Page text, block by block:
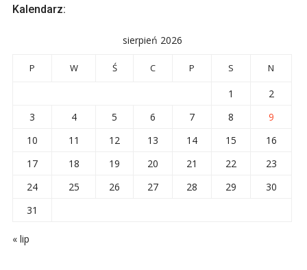
Kalendarz:
sierpień 2026
P W Ś C P S N
1
2
3
4 5 6 7 8
9
10
11 12 13 14 15
16
17
18 19 20 21 22
23
24
25 26 27 28 29
30
31
« lip